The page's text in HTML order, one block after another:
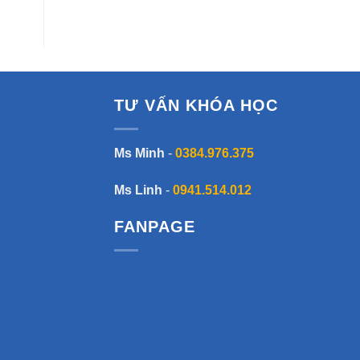
TƯ VẤN KHÓA HỌC
Ms Minh - 0384.976.375
Ms Linh - 0941.514.012
FANPAGE